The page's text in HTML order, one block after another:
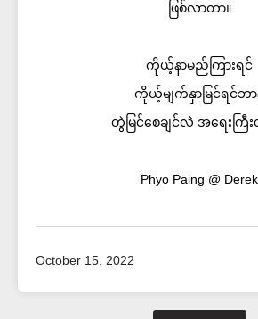
ဖြစ်လာတာ။
ကိုယ့်နာမည်ကြားရင်
ကိုယ့်မျက်နှာမြင်ရင်ဘာ
တွဲမြင်စေချင်လဲ အရေးကြီ
Phyo Paing @ Derek
October 15, 2022